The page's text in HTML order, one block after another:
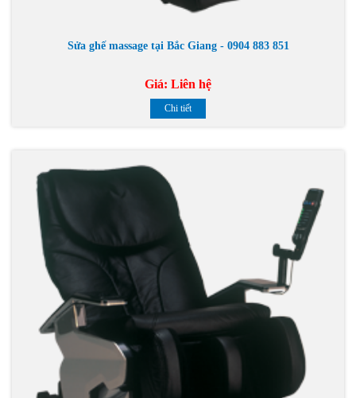
Sửa ghế massage tại Bắc Giang - 0904 883 851
Giá: Liên hệ
Chi tiết